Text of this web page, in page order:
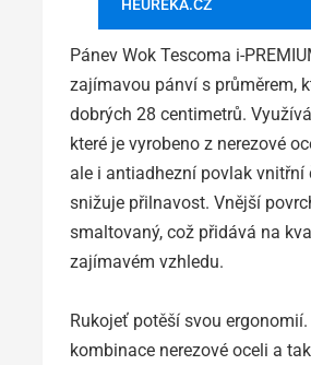
HEUREKA.CZ
Pánev Wok Tescoma i-
zajímavou pánví s průměrem,
dobrých 28 centimetrů.
které je vyrobeno z nerezové
ale i antiadhezní povlak vnitřní
snižuje přilnavost. Vnější
smaltovaný, což přidává na
zajímavém vzhledu.
Rukojeť potěší svou
kombinace nerezové oceli a